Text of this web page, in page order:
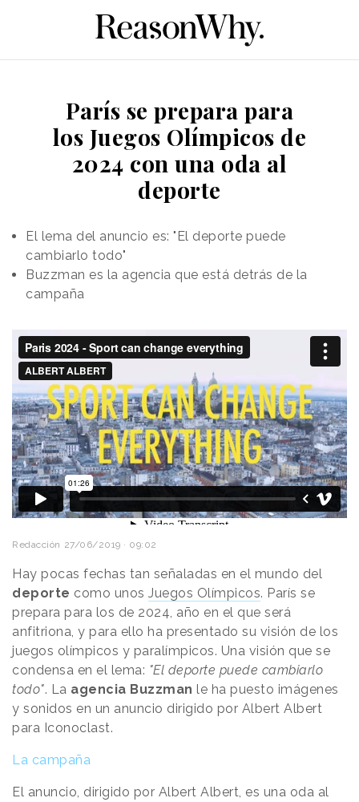
París se prepara para
los Juegos Olímpicos de
2024 con una oda al
deporte
El lema del anuncio es: "El deporte puede
cambiarlo todo"
Buzzman es la agencia que está detrás de la
campaña
Redacción 27/06/2019 · 09:02
Hay pocas fechas tan señaladas en el mundo del
deporte como unos Juegos Olímpicos. París se
prepara para los de 2024, año en el que será
anfitriona, y para ello ha presentado su visión de los
juegos olímpicos y paralímpicos. Una visión que se
condensa en el lema: "El deporte puede cambiarlo
todo". La agencia Buzzman le ha puesto imágenes
y sonidos en un anuncio dirigido por Albert Albert
para Iconoclast.
La campaña
El anuncio, dirigido por Albert Albert, es una oda al